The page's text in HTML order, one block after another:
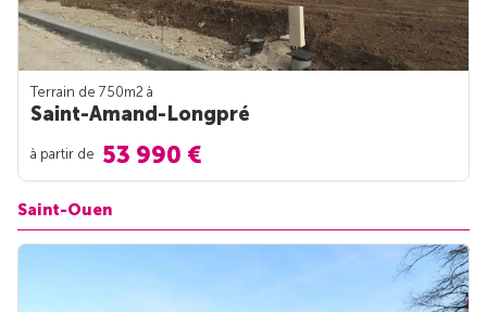
Terrain de 750m2 à
Saint-Amand-Longpré
à partir de 53 990 €
Saint-Ouen